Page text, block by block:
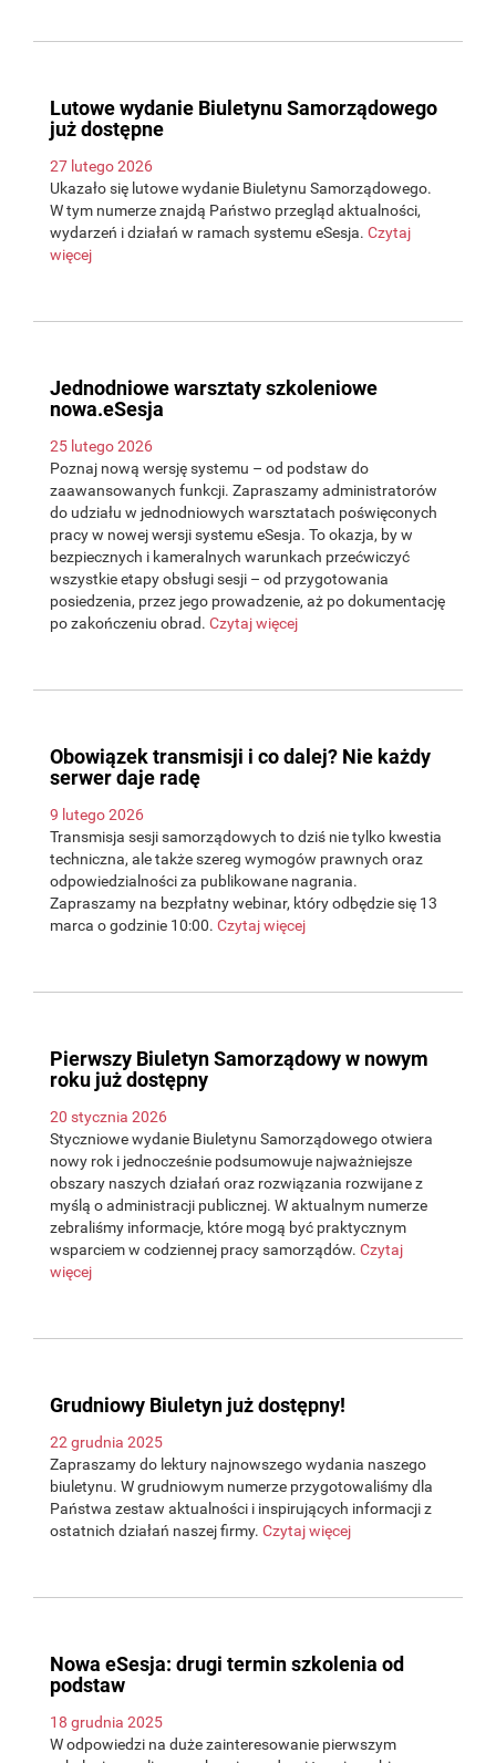
Lutowe wydanie Biuletynu Samorządowego
już dostępne
27 lutego 2026
Ukazało się lutowe wydanie Biuletynu Samorządowego.
W tym numerze znajdą Państwo przegląd aktualności,
wydarzeń i działań w ramach systemu eSesja. Czytaj
więcej
Jednodniowe warsztaty szkoleniowe
nowa.eSesja
25 lutego 2026
Poznaj nową wersję systemu – od podstaw do
zaawansowanych funkcji. Zapraszamy administratorów
do udziału w jednodniowych warsztatach poświęconych
pracy w nowej wersji systemu eSesja. To okazja, by w
bezpiecznych i kameralnych warunkach przećwiczyć
wszystkie etapy obsługi sesji – od przygotowania
posiedzenia, przez jego prowadzenie, aż po dokumentację
po zakończeniu obrad. Czytaj więcej
Obowiązek transmisji i co dalej? Nie każdy
serwer daje radę
9 lutego 2026
Transmisja sesji samorządowych to dziś nie tylko kwestia
techniczna, ale także szereg wymogów prawnych oraz
odpowiedzialności za publikowane nagrania.
Zapraszamy na bezpłatny webinar, który odbędzie się 13
marca o godzinie 10:00. Czytaj więcej
Pierwszy Biuletyn Samorządowy w nowym
roku już dostępny
20 stycznia 2026
Styczniowe wydanie Biuletynu Samorządowego otwiera
nowy rok i jednocześnie podsumowuje najważniejsze
obszary naszych działań oraz rozwiązania rozwijane z
myślą o administracji publicznej. W aktualnym numerze
zebraliśmy informacje, które mogą być praktycznym
wsparciem w codziennej pracy samorządów. Czytaj
więcej
Grudniowy Biuletyn już dostępny!
22 grudnia 2025
Zapraszamy do lektury najnowszego wydania naszego
biuletynu. W grudniowym numerze przygotowaliśmy dla
Państwa zestaw aktualności i inspirujących informacji z
ostatnich działań naszej firmy. Czytaj więcej
Nowa eSesja: drugi termin szkolenia od
podstaw
18 grudnia 2025
W odpowiedzi na duże zainteresowanie pierwszym